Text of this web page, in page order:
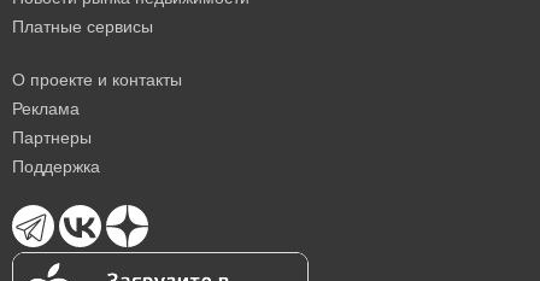
Платные сервисы
О проекте и контакты
Реклама
Партнеры
Поддержка